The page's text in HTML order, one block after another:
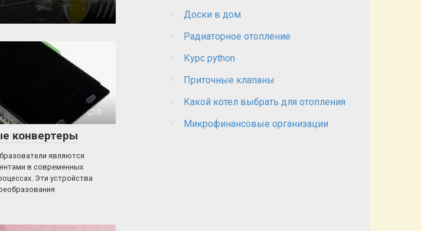
0
конвертеры
являются
в современных
Эти устройства
Доски в дом
Радиаторное отопление
Курс python
Приточные клапаны
Какой котел выбрать для отопления
Микрофинансовые организации